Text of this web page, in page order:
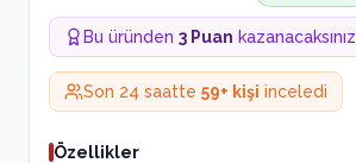
Bu üründen 3 Puan kazanacaksınız
Son 24 saatte 59+ kişi inceledi
Özellikler